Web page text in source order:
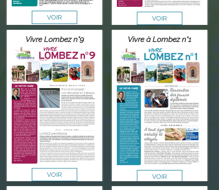
VOIR VOIR
Vivre Lombez n°9
VOIR
Vivre à Lombez n°1
VOIR